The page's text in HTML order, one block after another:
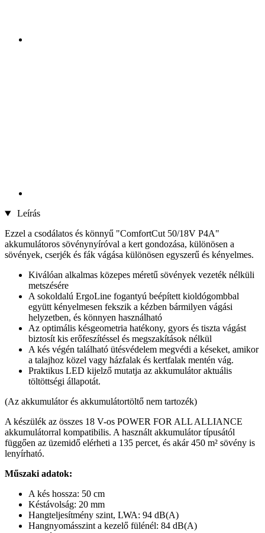
Leírás
Ezzel a csodálatos és könnyű "ComfortCut 50/18V P4A"
akkumulátoros sövénynyíróval a kert gondozása, különösen a
sövények, cserjék és fák vágása különösen egyszerű és kényelmes.
Kiválóan alkalmas közepes méretű sövények vezeték nélküli
metszésére
A sokoldalú ErgoLine fogantyú beépített kioldógombbal
együtt kényelmesen fekszik a kézben bármilyen vágási
helyzetben, és könnyen használható
Az optimális késgeometria hatékony, gyors és tiszta vágást
biztosít kis erőfeszítéssel és megszakítások nélkül
A kés végén található ütésvédelem megvédi a késeket, amikor
a talajhoz közel vagy házfalak és kertfalak mentén vág.
Praktikus LED kijelző mutatja az akkumulátor aktuális
töltöttségi állapotát.
(Az akkumulátor és akkumulátortöltő nem tartozék)
A készülék az összes 18 V-os POWER FOR ALL ALLIANCE
akkumulátorral kompatibilis. A használt akkumulátor típusától
függően az üzemidő elérheti a 135 percet, és akár 450 m² sövény is
lenyírható.
Műszaki adatok:
A kés hossza: 50 cm
Késtávolság: 20 mm
Hangteljesítmény szint, LWA: 94 dB(A)
Hangnyomásszint a kezelő fülénél: 84 dB(A)